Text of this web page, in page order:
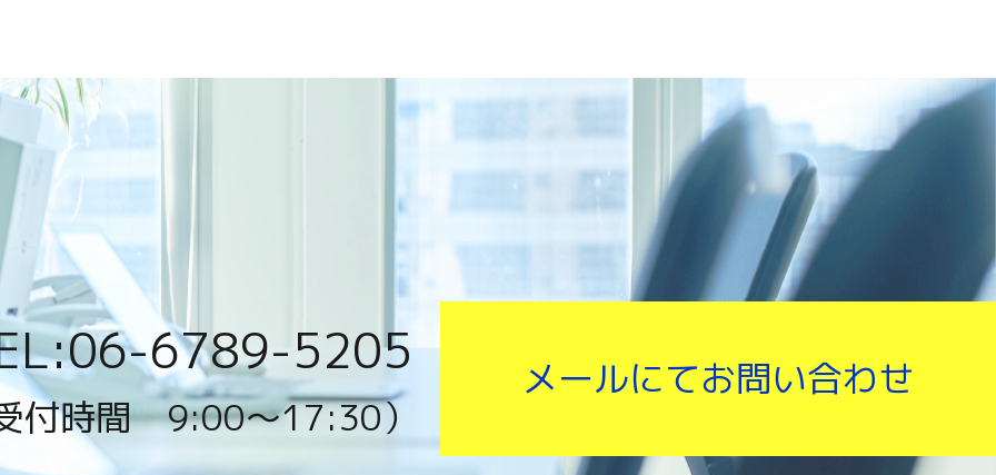
6789-5205
付時間 9:00〜17:30）
メールにてお問い合わせ